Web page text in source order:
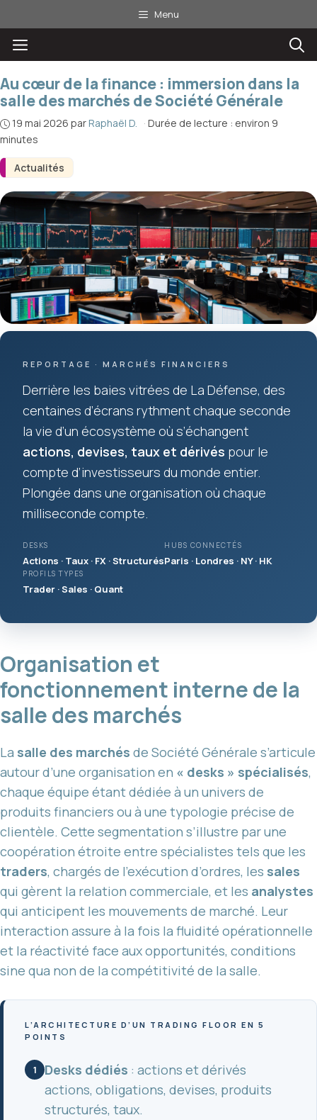
au
contenu
Menu
Menu
Actualités
Au cœur de la finance : immersion dans la
salle des marchés de Société Générale
19 mai 2026 par Raphaël D. · Durée de lecture : environ 9
minutes
REPORTAGE · MARCHÉS FINANCIERS
Derrière les baies vitrées de La Défense, des
centaines d’écrans rythment chaque seconde
la vie d’un écosystème où s’échangent
actions, devises, taux et dérivés pour le
compte d’investisseurs du monde entier.
Plongée dans une organisation où chaque
milliseconde compte.
DESKS
Actions · Taux · FX · Structurés
HUBS CONNECTÉS
Paris · Londres · NY · HK
PROFILS TYPES
Trader · Sales · Quant
Organisation et
fonctionnement interne de la
salle des marchés
La salle des marchés de Société Générale s’articule
autour d’une organisation en « desks » spécialisés,
chaque équipe étant dédiée à un univers de
produits financiers ou à une typologie précise de
clientèle. Cette segmentation s’illustre par une
coopération étroite entre spécialistes tels que les
traders, chargés de l’exécution d’ordres, les sales
qui gèrent la relation commerciale, et les analystes
qui anticipent les mouvements de marché. Leur
interaction assure à la fois la fluidité opérationnelle
et la réactivité face aux opportunités, conditions
sine qua non de la compétitivité de la salle.
L’ARCHITECTURE D’UN TRADING FLOOR EN 5
POINTS
1 Desks dédiés : actions et dérivés
actions, obligations, devises, produits
structurés, taux.